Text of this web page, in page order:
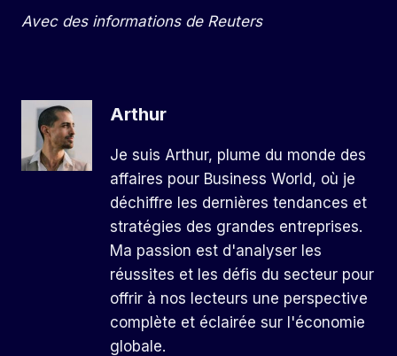
Avec des informations de Reuters
Arthur
Je suis Arthur, plume du monde des
affaires pour Business World, où je
déchiffre les dernières tendances et
stratégies des grandes entreprises.
Ma passion est d'analyser les
réussites et les défis du secteur pour
offrir à nos lecteurs une perspective
complète et éclairée sur l'économie
globale.